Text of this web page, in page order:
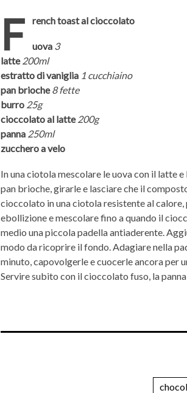
F rench toast al cioccolato
uova 3
latte 200ml
estratto di vaniglia 1 cucchiaino
pan brioche 8 fette
burro 25g
cioccolato al latte 200g
panna 250ml
zucchero a velo
In una ciotola mescolare le uova con il latte
pan brioche, girarle e lasciare che il
cioccolato in una ciotola resistente al calore,
ebollizione e mescolare fino a quando il
medio una piccola padella antiaderente.
modo da ricoprire il fondo. Adagiare nella
minuto, capovolgerle e cuocerle ancora per
Servire subito con il cioccolato fuso, la